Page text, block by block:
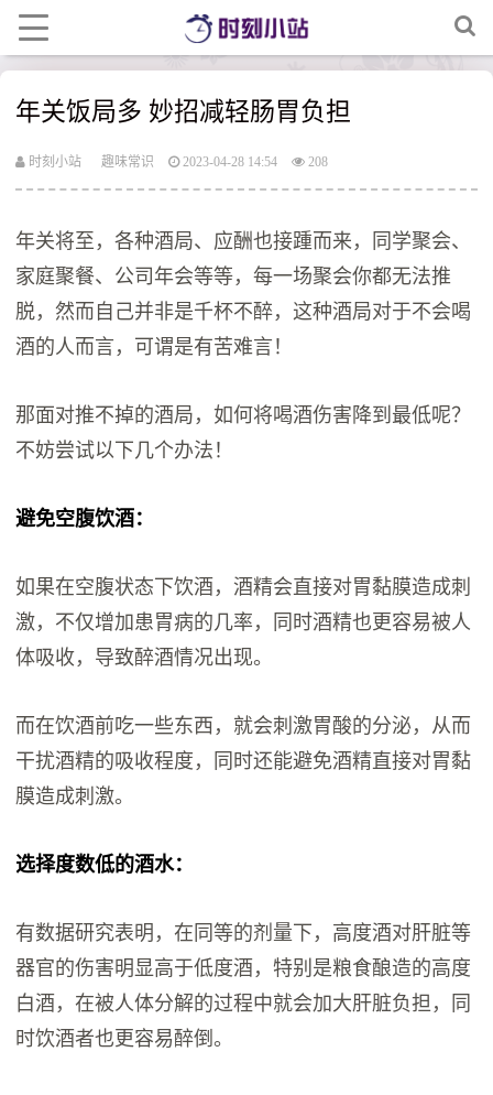
年关饭局多 妙招减轻肠胃负担
时刻小站 趣味常识 2023-04-28 14:54 208
年关将至，各种酒局、应酬也接踵而来，同学聚会、
家庭聚餐、公司年会等等，每一场聚会你都无法推
脱，然而自己并非是千杯不醉，这种酒局对于不会喝
酒的人而言，可谓是有苦难言！
那面对推不掉的酒局，如何将喝酒伤害降到最低呢？
不妨尝试以下几个办法！
避免空腹饮酒：
如果在空腹状态下饮酒，酒精会直接对胃黏膜造成刺
激，不仅增加患胃病的几率，同时酒精也更容易被人
体吸收，导致醉酒情况出现。
而在饮酒前吃一些东西，就会刺激胃酸的分泌，从而
干扰酒精的吸收程度，同时还能避免酒精直接对胃黏
膜造成刺激。
选择度数低的酒水：
有数据研究表明，在同等的剂量下，高度酒对肝脏等
器官的伤害明显高于低度酒，特别是粮食酿造的高度
白酒，在被人体分解的过程中就会加大肝脏负担，同
时饮酒者也更容易醉倒。